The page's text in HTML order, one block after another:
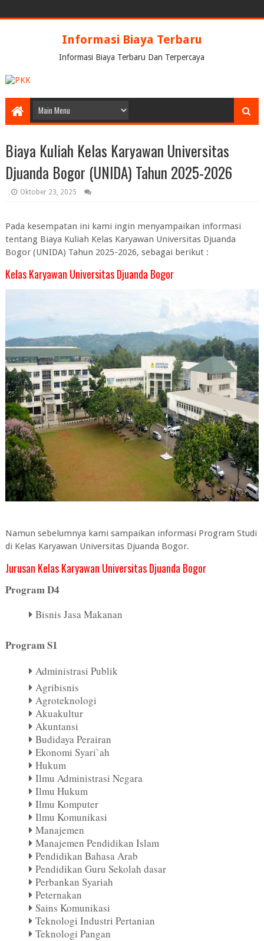
Informasi Biaya Terbaru
Informasi Biaya Terbaru Dan Terpercaya
Biaya Kuliah Kelas Karyawan Universitas
Djuanda Bogor (UNIDA) Tahun 2025-2026
Oktober 23, 2025
Pada kesempatan ini kami ingin menyampaikan informasi
tentang Biaya Kuliah Kelas Karyawan Universitas Djuanda
Bogor (UNIDA) Tahun 2025-2026, sebagai berikut :
Kelas Karyawan Universitas Djuanda Bogor
Namun sebelumnya kami sampaikan informasi Program Studi
di Kelas Karyawan Universitas Djuanda Bogor.
Jurusan Kelas Karyawan Universitas Djuanda Bogor
Program D4
Bisnis Jasa Makanan
Program S1
Administrasi Publik
Agribisnis
Agroteknologi
Akuakultur
Akuntansi
Budidaya Perairan
Ekonomi Syari`ah
Hukum
Ilmu Administrasi Negara
Ilmu Hukum
Ilmu Komputer
Ilmu Komunikasi
Manajemen
Manajemen Pendidikan Islam
Pendidikan Bahasa Arab
Pendidikan Guru Sekolah dasar
Perbankan Syariah
Peternakan
Sains Komunikasi
Teknologi Industri Pertanian
Teknologi Pangan